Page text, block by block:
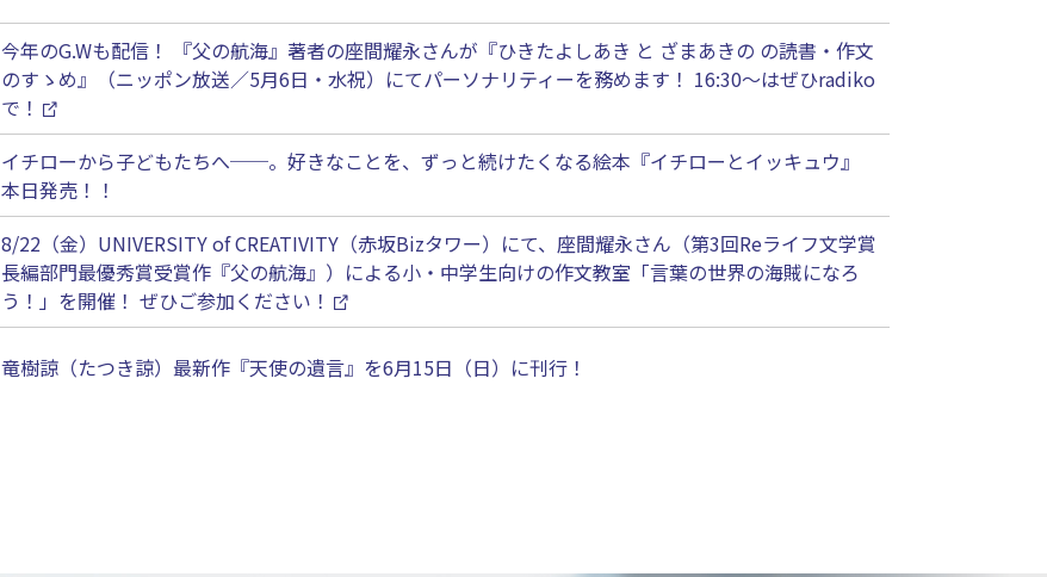
今年のG.Wも配信！ 『父の航海』著者の座間耀永さんが『ひきたよしあき と ざまあきの の読書・作文
のすゝめ』（ニッポン放送／5月6日・水祝）にてパーソナリティーを務めます！ 16:30〜はぜひradiko
で！
イチローから子どもたちへ──。好きなことを、ずっと続けたくなる絵本『イチローとイッキュウ』
本日発売！！
8/22（金）UNIVERSITY of CREATIVITY（赤坂Bizタワー）にて、座間耀永さん（第3回Reライフ文学賞
長編部門最優秀賞受賞作『父の航海』）による小・中学生向けの作文教室「言葉の世界の海賊になろ
う！」を開催！ ぜひご参加ください！
竜樹諒（たつき諒）最新作『天使の遺言』を6月15日（日）に刊行！